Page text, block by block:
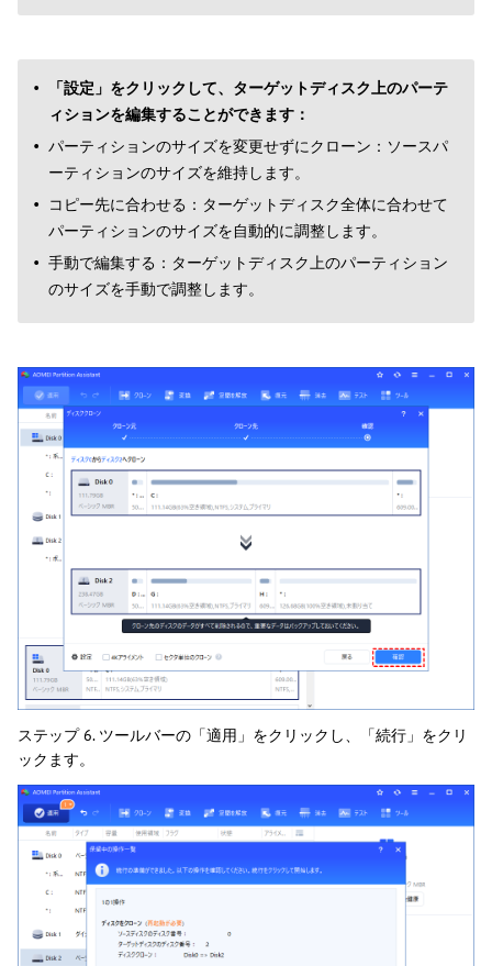
「設定」をクリックして、ターゲットディスク上のパーテ
ィションを編集することができます：
パーティションのサイズを変更せずにクローン：ソースパ
ーティションのサイズを維持します。
コピー先に合わせる：ターゲットディスク全体に合わせて
パーティションのサイズを自動的に調整します。
手動で編集する：ターゲットディスク上のパーティション
のサイズを手動で調整します。
ステップ 6. ツールバーの「適用」をクリックし、「続行」をクリ
ックます。